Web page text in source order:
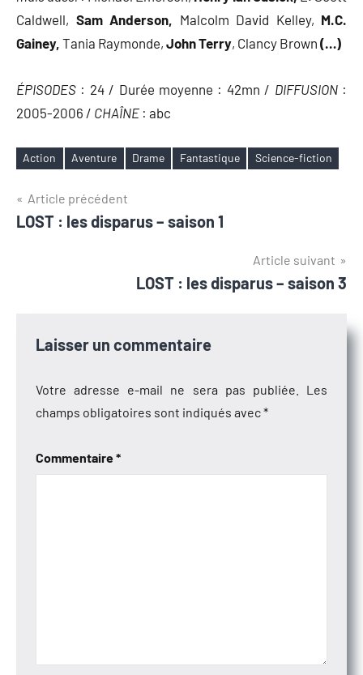
Caldwell, Sam Anderson, Malcolm David Kelley, M.C.
Gainey, Tania Raymonde, John Terry, Clancy Brown (…)
ÉPISODES : 24 / Durée moyenne : 42mn / DIFFUSION:
2005-2006 / CHAÎNE : abc
Étiquettes
Action Aventure Drame Fantastique Science-fiction
Navigation
de
Article précédent
LOST : les disparus – saison 1
Article suivant
LOST : les disparus – saison 3
Laisser un commentaire
Votre adresse e-mail ne sera pas publiée.
Les
champs obligatoires sont indiqués avec*
Commentaire*